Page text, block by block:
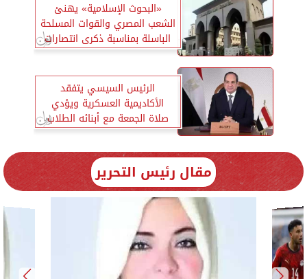
«البحوث الإسلامية» يهنئ
الشعب المصري والقوات المسلحة
الباسلة بمناسبة ذكرى انتصارات
العاشر من رمضان
الرئيس السيسي يتفقد
الأكاديمية العسكرية ويؤدي
صلاة الجمعة مع أبنائه الطلاب
مقال رئيس التحرير